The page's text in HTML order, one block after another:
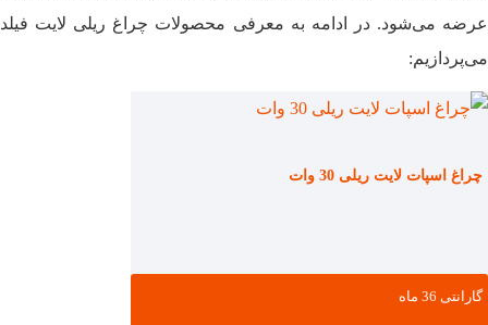
عرضه می‌شود. در ادامه به معرفی محصولات چراغ ریلی لایت فیلد
می‌پردازیم:
چراغ اسپات لایت ریلی 30 وات
گارانتی ‌36 ماه